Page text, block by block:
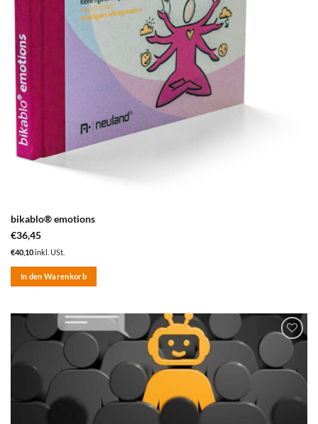
bikablo® emotions
€36,45
€40,10inkl. USt.
In den Warenkorb
Merkzettel
hinzufügen